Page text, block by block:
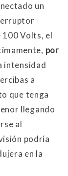
un
100 Volts, el
por
intensidad
a
que tenga
llegando
al
podría
en la